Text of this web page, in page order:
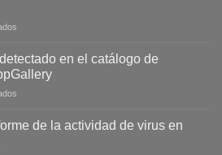
presenta
la
versión
seguro
en el catálogo de
troyanode la actividad de virus en